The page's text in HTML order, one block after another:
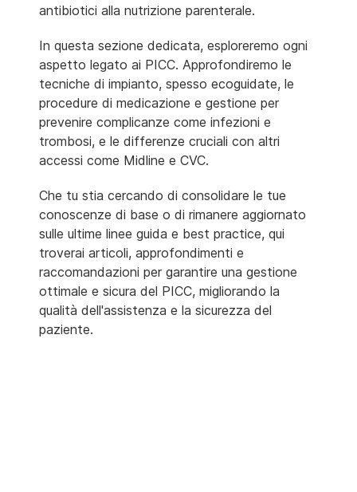
antibiotici alla nutrizione parenterale.
In questa sezione dedicata, esploreremo ogni
aspetto legato ai PICC. Approfondiremo le
tecniche di impianto, spesso ecoguidate, le
procedure di medicazione e gestione per
prevenire complicanze come infezioni e
trombosi, e le differenze cruciali con altri
accessi come Midline e CVC.
Che tu stia cercando di consolidare le tue
conoscenze di base o di rimanere aggiornato
sulle ultime linee guida e best practice, qui
troverai articoli, approfondimenti e
raccomandazioni per garantire una gestione
ottimale e sicura del PICC, migliorando la
qualità dell'assistenza e la sicurezza del
paziente.